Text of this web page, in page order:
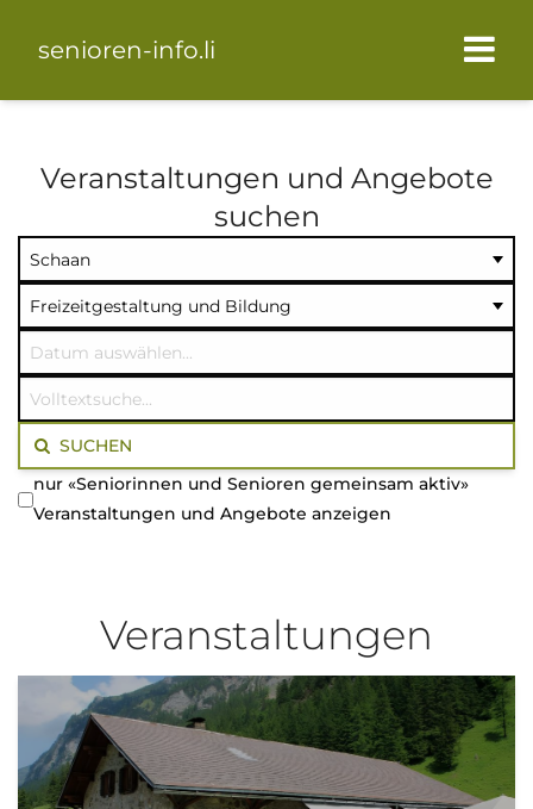
senioren-info.li
Veranstaltungen und Angebote
suchen
auswählen
auswählen
auswählen
Volltextsuche
SUCHEN
nur «Seniorinnen und Senioren gemeinsam aktiv»
Veranstaltungen und Angebote anzeigen
Veranstaltungen